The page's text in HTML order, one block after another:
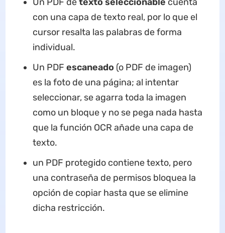
con una capa de texto real, por lo que el
cursor resalta las palabras de forma
individual.
Un PDF escaneado (o PDF de imagen)
es la foto de una página; al intentar
seleccionar, se agarra toda la imagen
como un bloque y no se pega nada hasta
que la función OCR añade una capa de
texto.
un PDF protegido contiene texto, pero
una contraseña de permisos bloquea la
opción de copiar hasta que se elimine
dicha restricción.